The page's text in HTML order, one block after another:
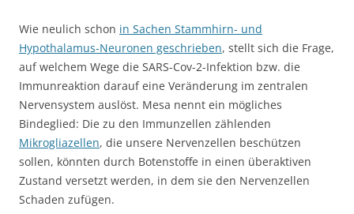
Wie neulich schon in Sachen Stammhirn- und
Hypothalamus-Neuronen geschrieben, stellt sich die Frage,
auf welchem Wege die SARS-Cov-2-Infektion bzw. die
Immunreaktion darauf eine Veränderung im zentralen
Nervensystem auslöst. Mesa nennt ein mögliches
Bindeglied: Die zu den Immunzellen zählenden
Mikrogliazellen, die unsere Nervenzellen beschützen
sollen, könnten durch Botenstoffe in einen überaktiven
Zustand versetzt werden, in dem sie den Nervenzellen
Schaden zufügen.